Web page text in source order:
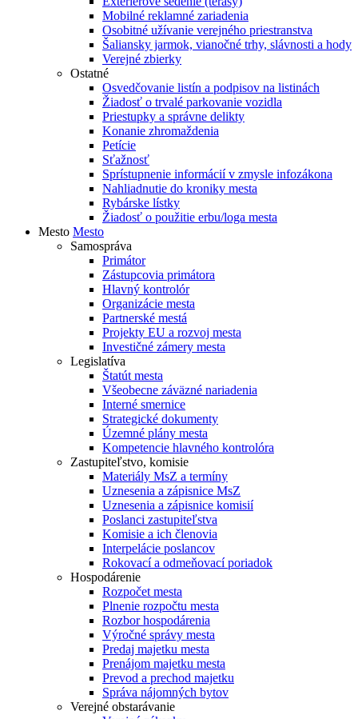
Mobilné reklamné zariadenia
Osobitné užívanie verejného priestranstva
Šaliansky jarmok, vianočné trhy, slávnosti a hody
Verejné zbierky
Ostatné
Osvedčovanie listín a podpisov na listinách
Žiadosť o trvalé parkovanie vozidla
Priestupky a správne delikty
Konanie zhromaždenia
Petície
Sťažnosť
Sprístupnenie informácií v zmysle infozákona
Nahliadnutie do kroniky mesta
Rybárske lístky
Žiadosť o použitie erbu/loga mesta
Mesto Mesto
Samospráva
Primátor
Zástupcovia primátora
Hlavný kontrolór
Organizácie mesta
Partnerské mestá
Projekty EU a rozvoj mesta
Investičné zámery mesta
Legislatíva
Štatút mesta
Všeobecne záväzné nariadenia
Interné smernice
Strategické dokumenty
Územné plány mesta
Kompetencie hlavného kontrolóra
Zastupiteľstvo, komisie
Materiály MsZ a termíny
Uznesenia a zápisnice MsZ
Uznesenia a zápisnice komisií
Poslanci zastupiteľstva
Komisie a ich členovia
Interpelácie poslancov
Rokovací a odmeňovací poriadok
Hospodárenie
Rozpočet mesta
Plnenie rozpočtu mesta
Rozbor hospodárenia
Výročné správy mesta
Predaj majetku mesta
Prenájom majetku mesta
Prevod a prechod majetku
Správa nájomných bytov
Verejné obstarávanie